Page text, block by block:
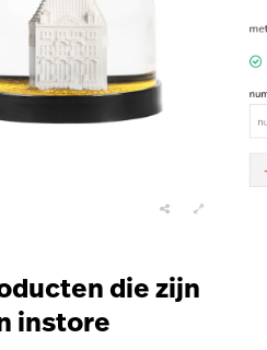
die zijn
instore